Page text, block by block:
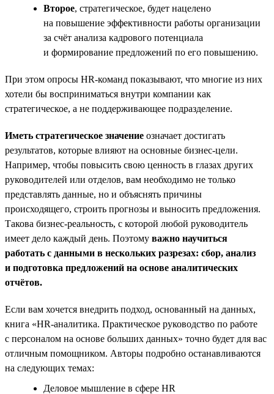
Второе, стратегическое, будет нацелено
на повышение эффективности работы организации
за счёт анализа кадрового потенциала
и формирование предложений по его повышению.
При этом опросы HR-команд показывают, что многие из них
хотели бы восприниматься внутри компании как
стратегическое, а не поддерживающее подразделение.
Иметь стратегическое значение означает достигать
результатов, которые влияют на основные бизнес-цели.
Например, чтобы повысить свою ценность в глазах других
руководителей или отделов, вам необходимо не только
представлять данные, но и объяснять причины
происходящего, строить прогнозы и выносить предложения.
Такова бизнес-реальность, с которой любой руководитель
имеет дело каждый день. Поэтому важно научиться
работать с данными в нескольких разрезах: сбор, анализ
и подготовка предложений на основе аналитических
отчётов.
Если вам хочется внедрить подход, основанный на данных,
книга «HR-аналитика. Практическое руководство по работе
с персоналом на основе больших данных» точно будет для вас
отличным помощником. Авторы подробно останавливаются
на следующих темах:
Деловое мышление в сфере HR